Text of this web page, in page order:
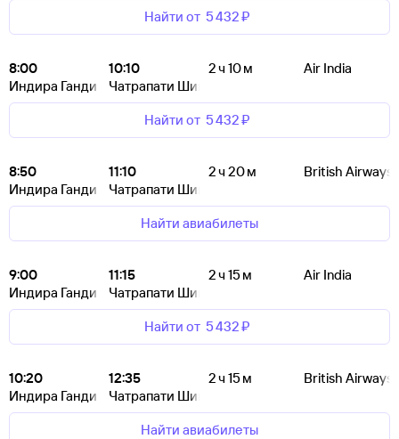
Найти от 5 ⁠432 ⁠₽
8:00
Индира Ганди
10:10
Чатрапати Шиваджи
2 ч 10 м Air India
Найти от 5 ⁠432 ⁠₽
8:50
Индира Ганди
11:10
Чатрапати Шиваджи
2 ч 20 м British Airways
Найти авиабилеты
9:00
Индира Ганди
11:15
Чатрапати Шиваджи
2 ч 15 м Air India
Найти от 5 ⁠432 ⁠₽
10:20
Индира Ганди
12:35
Чатрапати Шиваджи
2 ч 15 м British Airways
Найти авиабилеты